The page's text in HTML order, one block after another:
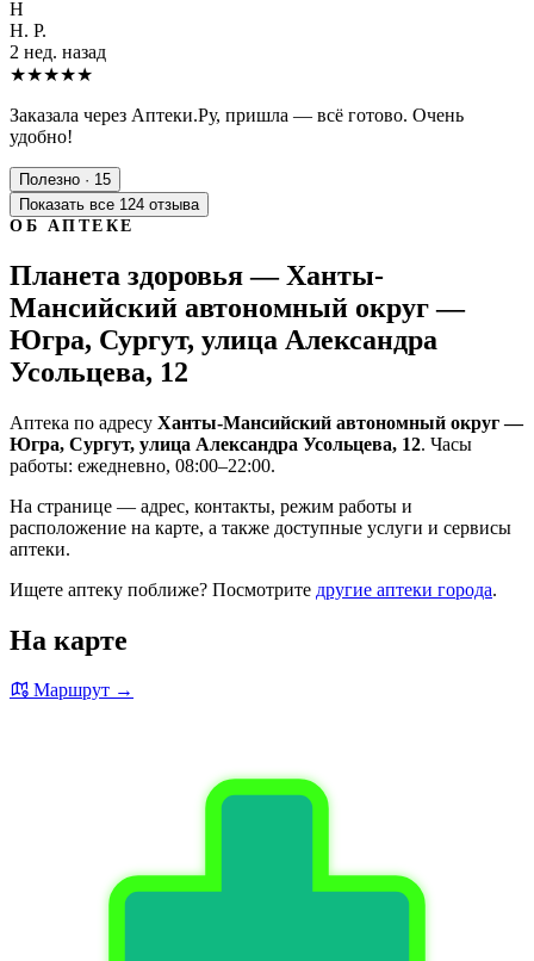
Н
Н. Р.
2 нед. назад
★★★★★
Заказала через Аптеки.Ру, пришла — всё готово. Очень
удобно!
Полезно · 15
Показать все 124 отзыва
ОБ АПТЕКЕ
Планета здоровья — Ханты-
Мансийский автономный округ —
Югра, Сургут, улица Александра
Усольцева, 12
Аптека по адресу Ханты-Мансийский автономный округ —
Югра, Сургут, улица Александра Усольцева, 12. Часы
работы: ежедневно, 08:00–22:00.
На странице — адрес, контакты, режим работы и
расположение на карте, а также доступные услуги и сервисы
аптеки.
Ищете аптеку поближе? Посмотрите другие аптеки города.
На карте
Маршрут →